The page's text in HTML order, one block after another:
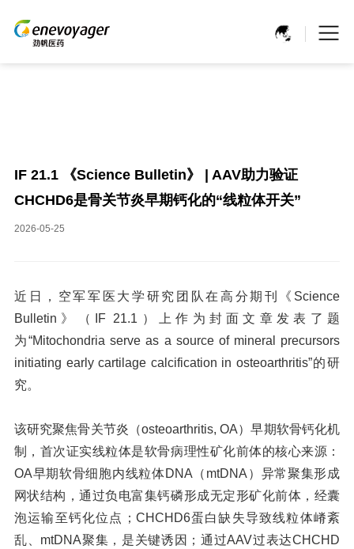
IF 21.1 《Science Bulletin》 | AAV助力验证
CHCHD6是骨关节炎早期钙化的“线粒体开关”
2026-05-25
近日，空军军医大学研究团队在高分期刊《Science
Bulletin》（IF 21.1）上作为封面文章发表了题
为“Mitochondria serve as a source of mineral precursors
initiating early cartilage calcification in osteoarthritis”的研
究。
该研究聚焦骨关节炎（osteoarthritis, OA）早期软骨钙化机
制，首次证实线粒体是软骨病理性矿化前体的核心来源：
OA早期软骨细胞内线粒体DNA（mtDNA）异常聚集形成
网状结构，通过负电富集钙磷形成无定形矿化前体，经囊
泡运输至钙化位点；CHCHD6蛋白缺失导致线粒体嵴紊
乱、mtDNA聚集，是关键诱因；通过AAV过表达CHCHD